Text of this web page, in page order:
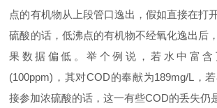
点的有机物从上段管口逸出，假如直接在打
硫酸的话，低沸点的有机物不经氧化逸出后
果数据偏低。举个例说，若水中富
(100ppm)，其对COD的奉献为189mg/L，
接参加浓硫酸的话，这一有些COD的丢失仍